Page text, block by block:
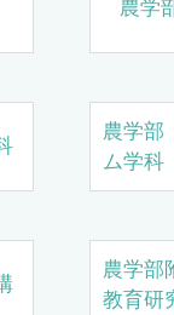
農学
農学
ム学科
農学部
教育研